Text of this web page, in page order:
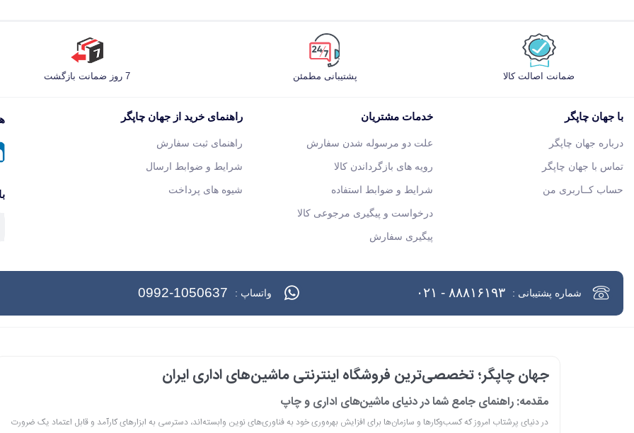
ضمانت اصالت کالا پشتیبانی مطمئن 7 روز ضمانت بازگشت
با جهان چاپگر
درباره جهان چاپگر
تماس با جهان چاپگر
حساب کــاربری من
خدمات مشتریان
علت دو مرسوله شدن سفارش
رویه های بازگرداندن کالا
شرایط و ضوابط استفاده
درخواست و پیگیری مرجوعی کالا
پیگیری سفارش
راهنمای خرید از جهان چاپگر
راهنمای ثبت سفارش
شرایط و ضوابط ارسال
شیوه های پرداخت
شماره پشتیبانی : ۸۸۸۱۶۱۹۳ - ۰۲۱ واتساپ : 0992-1050637
جهان چاپگر؛ تخصصی‌ترین فروشگاه اینترنتی ماشین‌های اداری ایران
مقدمه: راهنمای جامع شما در دنیای ماشین‌های اداری و چاپ
در دنیای پرشتاب امروز که کسب‌وکارها و سازمان‌ها برای افزایش بهره‌وری خود به فناوری‌های نوین وابسته‌اند، دسترسی به ابزارهای کارآمد و قابل اعتماد یک ضرورت